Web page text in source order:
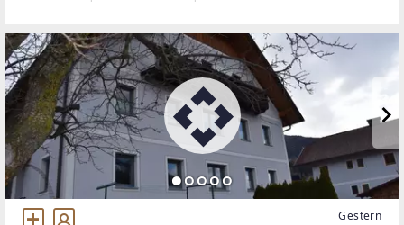
genau das Richtige für Sie sein. Hier können Sie die
Gestern